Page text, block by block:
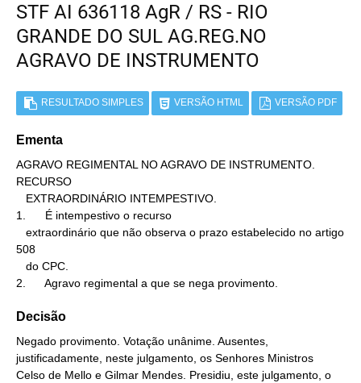
STF AI 636118 AgR / RS - RIO
GRANDE DO SUL AG.REG.NO
AGRAVO DE INSTRUMENTO
RESULTADO SIMPLES VERSÃO HTML VERSÃO PDF
Ementa
AGRAVO REGIMENTAL NO AGRAVO DE INSTRUMENTO.
RECURSO
1.      É intempestivo o recurso
508
2.      Agravo regimental a que se nega provimento.
Decisão
Negado provimento. Votação unânime. Ausentes,
justificadamente, neste julgamento, os Senhores Ministros
Celso de Mello e Gilmar Mendes. Presidiu, este julgamento, o